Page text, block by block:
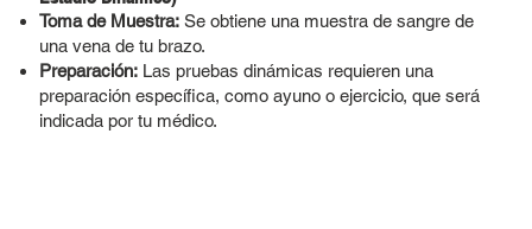
Toma de Muestra:Se obtiene una muestra de sangre de
una vena de tu brazo.
Preparación:Las pruebas dinámicas requieren una
preparación específica, como ayuno o ejercicio, que será
indicada por tu médico.